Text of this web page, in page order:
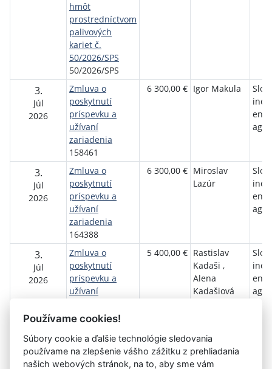
hmôt
prostredníctvom
palivových
kariet č.
50/2026/SPS
50/2026/SPS
3.
Júl
2026
Zmluva o
poskytnutí
príspevku a
užívaní
zariadenia
158461
6 300,00 € Igor Makula
3.
Júl
2026
Zmluva o
poskytnutí
príspevku a
užívaní
zariadenia
164388
6 300,00 € Miroslav
Lazúr
3.
Júl
2026
Zmluva o
poskytnutí
príspevku a
užívaní
165059
5 400,00 € Rastislav
Kadaši ,
Alena
Kadašiová
« 12 13 14 15 16 17Aktuálna
18
Používame cookies!
Súbory cookie a ďalšie technológie sledovania
používame na zlepšenie vášho zážitku z prehliadania
našich webových stránok, na to, aby sme vám